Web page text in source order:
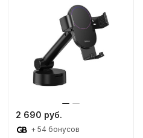
2 690 руб.
+ 54 бонусов